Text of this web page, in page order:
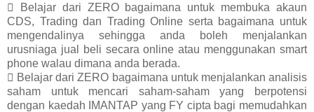
 Belajar dari ZERO bagaimana untuk membuka akaun
CDS, Trading dan Trading Online serta bagaimana untuk
mengendalinya sehingga anda boleh menjalankan
urusniaga jual beli secara online atau menggunakan smart
phone walau dimana anda berada.
 Belajar dari ZERO bagaimana untuk menjalankan analisis
saham untuk mencari saham-saham yang berpotensi
dengan kaedah IMANTAP yang FY cipta bagi memudahkan